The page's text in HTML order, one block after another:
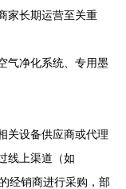
家长期运营至关重
气净化系统、专用墨
关设备供应商或代理
线上渠道（如
经销商进行采购，部